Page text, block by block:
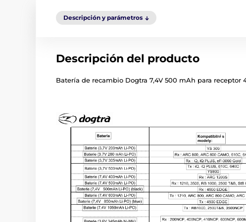
Descripción y parámetros
Descripción del producto
Batería de recambio Dogtra 7,4V 500 mAh para receptor